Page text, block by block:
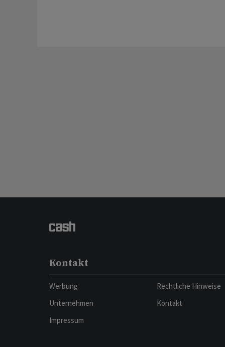
Kontakt
Werbung
Unternehmen
Impressum
Rechtliche Hinweise
Kontakt